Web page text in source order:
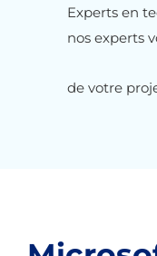
Experts en
nos experts
de votre